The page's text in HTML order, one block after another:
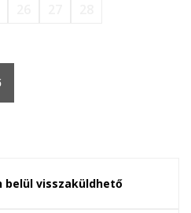
belül visszaküldhető